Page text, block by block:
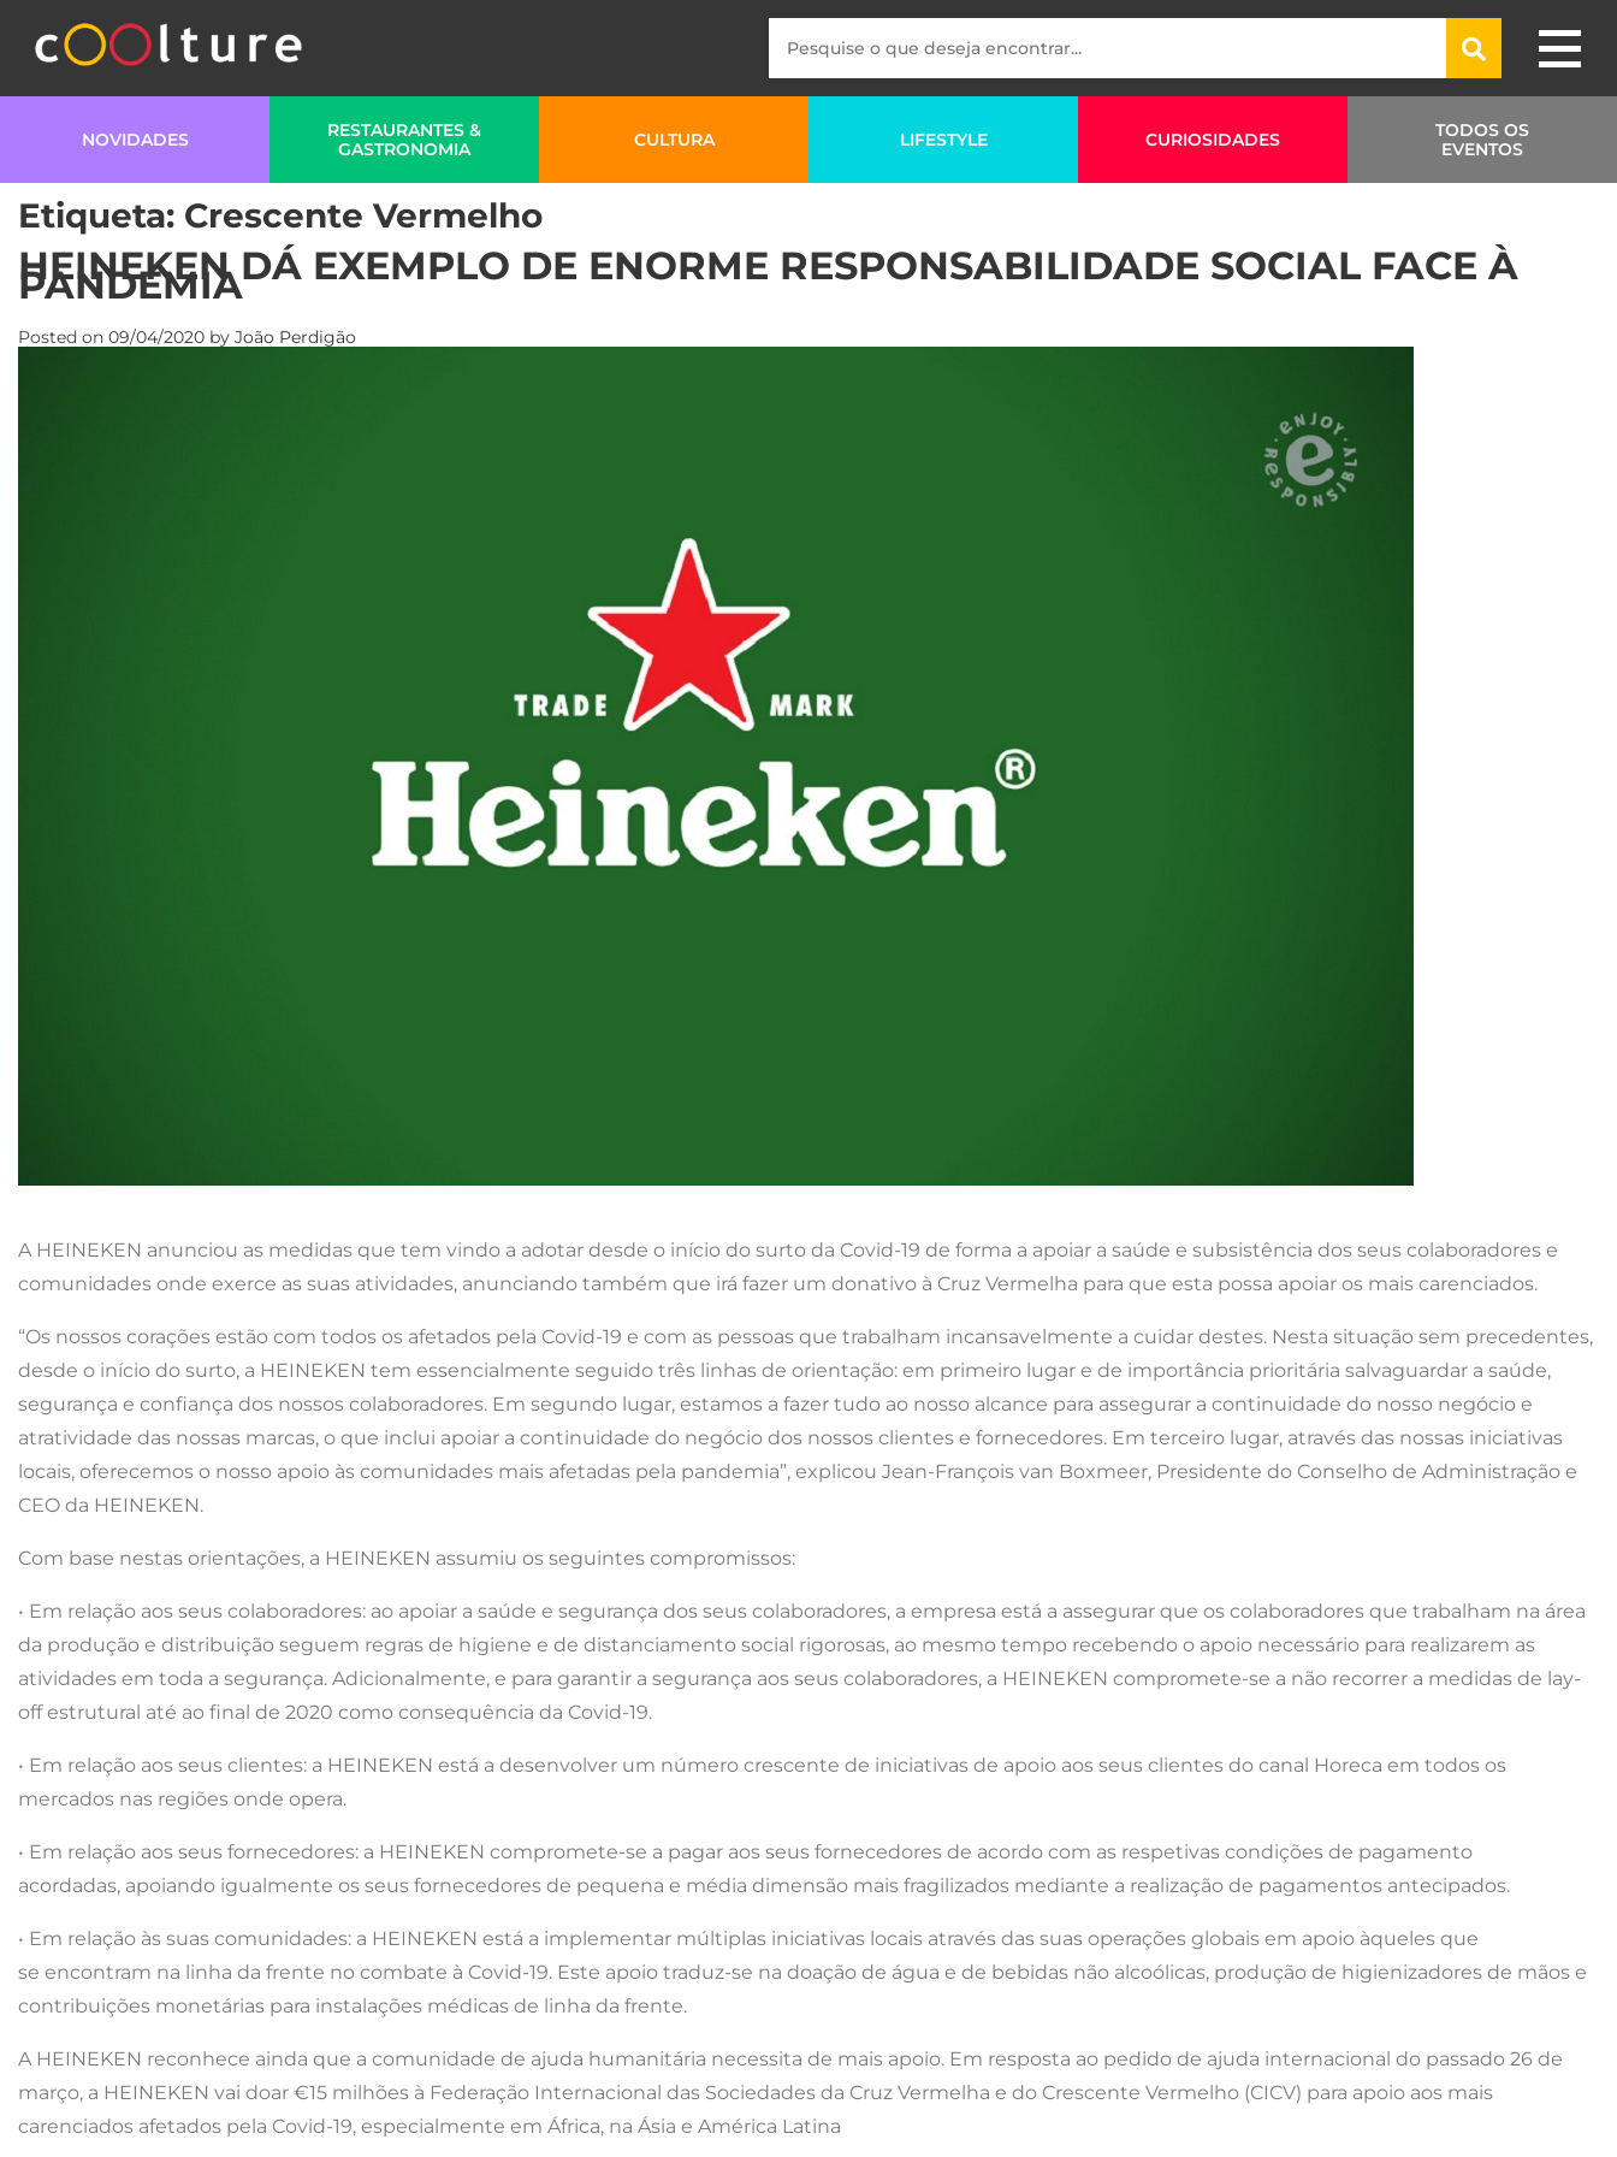
NOVIDADES
RESTAURANTES &
GASTRONOMIA
CULTURA LIFESTYLE CURIOSIDADES
TODOS OS
EVENTOS
Etiqueta: Crescente Vermelho
HEINEKEN DÁ EXEMPLO DE ENORME RESPONSABILIDADE SOCIAL FACE À
PANDEMIA
Posted on 09/04/2020 by João Perdigão
A HEINEKEN anunciou as medidas que tem vindo a adotar desde o início do surto da Covid-19 de forma a apoiar a saúde e subsistência dos seus colaboradores e
comunidades onde exerce as suas atividades, anunciando também que irá fazer um donativo à Cruz Vermelha para que esta possa apoiar os mais carenciados.
“Os nossos corações estão com todos os afetados pela Covid-19 e com as pessoas que trabalham incansavelmente a cuidar destes. Nesta situação sem precedentes,
desde o início do surto, a HEINEKEN tem essencialmente seguido três linhas de orientação: em primeiro lugar e de importância prioritária salvaguardar a saúde,
segurança e confiança dos nossos colaboradores. Em segundo lugar, estamos a fazer tudo ao nosso alcance para assegurar a continuidade do nosso negócio e
atratividade das nossas marcas, o que inclui apoiar a continuidade do negócio dos nossos clientes e fornecedores. Em terceiro lugar, através das nossas iniciativas
locais, oferecemos o nosso apoio às comunidades mais afetadas pela pandemia”, explicou Jean-François van Boxmeer, Presidente do Conselho de Administração e
CEO da HEINEKEN.
Com base nestas orientações, a HEINEKEN assumiu os seguintes compromissos:
• Em relação aos seus colaboradores: ao apoiar a saúde e segurança dos seus colaboradores, a empresa está a assegurar que os colaboradores que trabalham na área
da produção e distribuição seguem regras de higiene e de distanciamento social rigorosas, ao mesmo tempo recebendo o apoio necessário para realizarem as
atividades em toda a segurança. Adicionalmente, e para garantir a segurança aos seus colaboradores, a HEINEKEN compromete-se a não recorrer a medidas de lay-
off estrutural até ao final de 2020 como consequência da Covid-19.
• Em relação aos seus clientes: a HEINEKEN está a desenvolver um número crescente de iniciativas de apoio aos seus clientes do canal Horeca em todos os
mercados nas regiões onde opera.
• Em relação aos seus fornecedores: a HEINEKEN compromete-se a pagar aos seus fornecedores de acordo com as respetivas condições de pagamento
acordadas, apoiando igualmente os seus fornecedores de pequena e média dimensão mais fragilizados mediante a realização de pagamentos antecipados.
• Em relação às suas comunidades: a HEINEKEN está a implementar múltiplas iniciativas locais através das suas operações globais em apoio àqueles que
se encontram na linha da frente no combate à Covid-19. Este apoio traduz-se na doação de água e de bebidas não alcoólicas, produção de higienizadores de mãos e
contribuições monetárias para instalações médicas de linha da frente.
A HEINEKEN reconhece ainda que a comunidade de ajuda humanitária necessita de mais apoio. Em resposta ao pedido de ajuda internacional do passado 26 de
março, a HEINEKEN vai doar €15 milhões à Federação Internacional das Sociedades da Cruz Vermelha e do Crescente Vermelho (CICV) para apoio aos mais
carenciados afetados pela Covid-19, especialmente em África, na Ásia e América Latina